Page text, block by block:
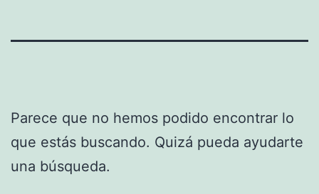
Parece que no hemos podido encontrar lo
que estás buscando. Quizá pueda ayudarte
una búsqueda.